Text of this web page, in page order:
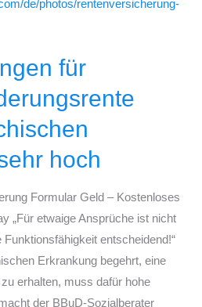
für
hoch
Formular Geld – Kostenloses
„Für etwaige Ansprüche ist nicht
entscheidend!“
Erkrankung begehrt, eine
erhalten, muss dafür hohe
der BBuD-Sozialberater